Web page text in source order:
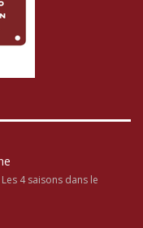
4 saisons dans le